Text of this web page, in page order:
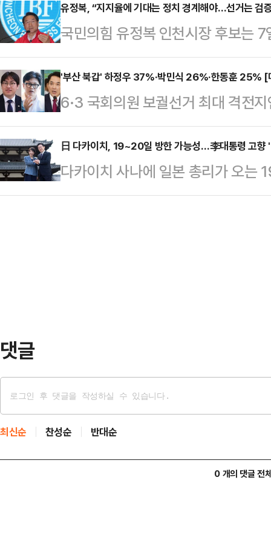
지침 없이 자체적으로 불법계엄 이
총리는 이번 사안에 대해 "이번 국
존중 정부혁신 TF…
것으로 나타났다. 유의동 국민의힘
메타보이스가 JTBC의 의뢰로 지
식으로 평택을 국회의원 재선거 지
한다는 응답이 26%를 기록했다.이
23%, 유의동 후보를 지지한다는
위 후보 격차는…
유정복, “지지율에 기대는 정치 경계해야…선거는 검
국민의힘 유정복 인천시장 후보는
비후보 초청 대담회’에서 정당 지
비판하며, 민주당 박찬대 후보의 행
을 문제 삼았다.유 후보는 이날 기
정책을 놓고 국민이 판단하는 검증
참여하지 않는 것은 스스로 평가를
했다.이어 그는 특정 정당의 높은
며 “지지율에 기대 …
'부산 북갑' 하정우 37%·박민식 26%·한동훈 25% [
6·3 국회의원 보궐선거 최대 격전
후보가 박민식 국민의힘 후보, 한동
있는 것으로 나타났다.여론조사 기
4~5일 무선 100% 전화면접
지지 후보를 조사한 결과 하정우
日 다카이치, 19~20일 방한 가능성…李대통령 고향
다카이치 사나에 일본 총리가 오는
방안이 추진되고 있는 것으로 알려
댓글
최신순 찬성순 반대순
0 개의 댓글 전